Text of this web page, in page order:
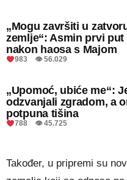
„Mogu završiti u
zemlje“: Asmin prvi
nakon haosa s Majom
983 👁 56.029
„Upomoć, ubiće me“:
odzvanjali zgradom, a
potpuna tišina
788 👁 45.725
Također, u pripremi su